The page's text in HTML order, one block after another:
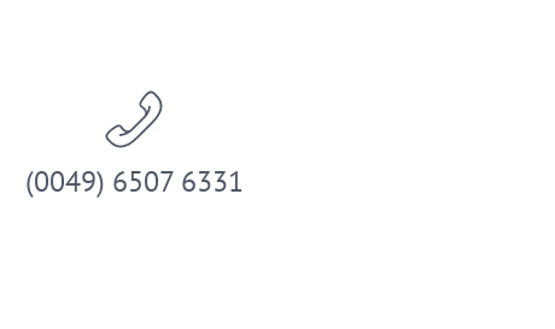
(0049) 6507 6331